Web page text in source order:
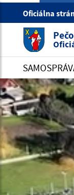
Oficiálna